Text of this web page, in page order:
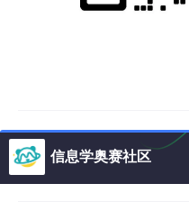
信息学奥赛社区